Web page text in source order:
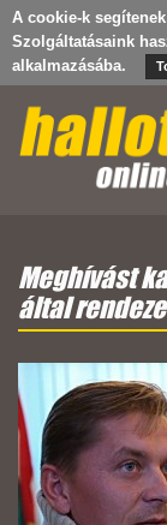
A cookie-k
Szolgáltatásaink
alkalmazásába.
Meghívást
által